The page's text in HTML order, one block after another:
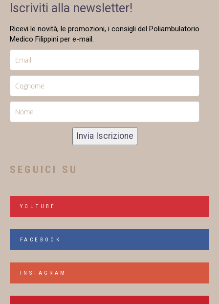
Iscriviti alla newsletter!
Ricevi le novità, le promozioni, i consigli del Poliambulatorio
Medico Filippini per e-mail.
Invia Iscrizione
SEGUICI SU
YOUTUBE
FACEBOOK
INSTAGRAM